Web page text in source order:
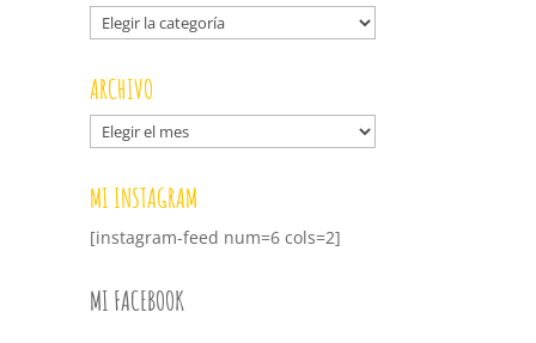
Mis
categorías
ARCHIVO
Archivo
MI INSTAGRAM
[instagram-feed num=6 cols=2]
MI FACEBOOK